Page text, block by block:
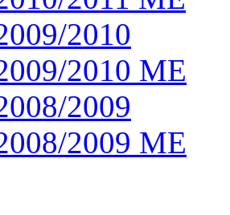
2010
2010 ME
2009
2009 ME